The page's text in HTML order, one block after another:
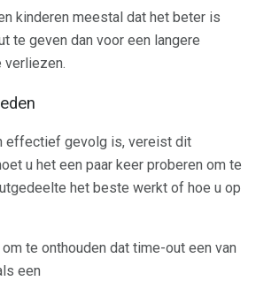
kinderen meestal dat het beter is
te geven dan voor een langere
effectief gevolg is, vereist dit
u het een paar keer proberen om te
het beste werkt of hoe u op
te onthouden dat time-out een van
een